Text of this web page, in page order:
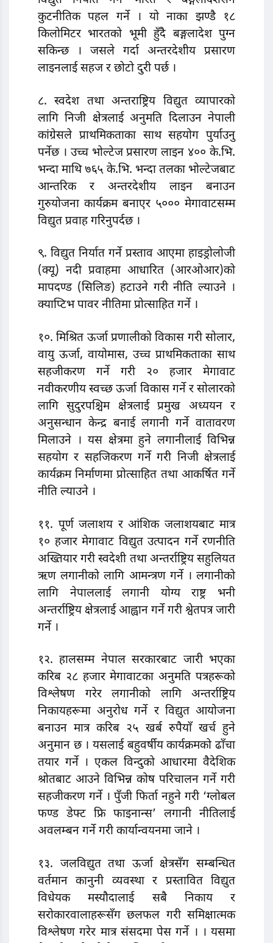
कुटनीतिक पहल गर्ने । यो नाका झण्डै १८
किलोमिटर भारतको भूमी हुँदै बङ्गलादेश पुग्न
सकिन्छ । जसले गर्दा अन्तरदेशीय प्रसारण
लाइनलाई सहज र छोटो दुरी पर्छ ।
८. स्वदेश तथा अन्तराष्ट्रिय विद्युत व्यापारको
लागि निजी क्षेत्रलाई अनुमति दिलाउन नेपाली
कांग्रेसले प्राथमिकताका साथ सहयोग पुर्याउनु
पर्नेछ । उच्च भोल्टेज प्रसारण लाइन ४०० के.भि.
भन्दा माथि ७६५ के.भि. भन्दा तलका भोल्टेजबाट
आन्तरिक र अन्तरदेशीय लाइन बनाउन
गुरुयोजना कार्यक्रम बनाएर ५००० मेगावाटसम्म
विद्युत प्रवाह गरिनुपर्दछ ।
९. विद्युत निर्यात गर्ने प्रस्ताव आएमा हाइड्रोलोजी
(क्यू) नदी प्रवाहमा आधारित (आरओआर)को
मापदण्ड (सिलिङ) हटाउने गरी नीति ल्याउने ।
क्याप्टिभ पावर नीतिमा प्रोत्साहित गर्ने ।
१०. मिश्रित ऊर्जा प्रणालीको विकास गरी सोलार,
वायु ऊर्जा, वायोमास, उच्च प्राथमिकताका साथ
सहजीकरण गर्ने गरी २० हजार मेगावाट
नवीकरणीय स्वच्छ ऊर्जा विकास गर्ने र सोलारको
लागि सुदुरपश्चिम क्षेत्रलाई प्रमुख अध्ययन र
अनुसन्धान केन्द्र बनाई लगानी गर्ने वातावरण
मिलाउने । यस क्षेत्रमा हुने लगानीलाई विभिन्न
सहयोग र सहजिकरण गर्ने गरी निजी क्षेत्रलाई
कार्यक्रम निर्माणमा प्रोत्साहित तथा आकर्षित गर्ने
नीति ल्याउने ।
११. पूर्ण जलाशय र आंशिक जलाशयबाट मात्र
१० हजार मेगावाट विद्युत उत्पादन गर्ने रणनीति
अख्तियार गरी स्वदेशी तथा अन्तर्राष्ट्रिय सहुलियत
ऋण लगानीको लागि आमन्त्रण गर्ने । लगानीको
लागि नेपाललाई लगानी योग्य राष्ट्र भनी
अन्तर्राष्ट्रिय क्षेत्रलाई आह्वान गर्ने गरी श्वेतपत्र जारी
गर्ने ।
१२. हालसम्म नेपाल सरकारबाट जारी भएका
करिब २८ हजार मेगावाटका अनुमति पत्रहरूको
विश्लेषण गरेर लगानीको लागि अन्तर्राष्ट्रिय
निकायहरूमा अनुरोध गर्ने र विद्युत आयोजना
बनाउन मात्र करिब २५ खर्ब रुपैयाँ खर्च हुने
अनुमान छ । यसलाई बहुवर्षीय कार्यक्रमको ढाँचा
तयार गर्ने । एकल विन्दुको आधारमा वैदेशिक
श्रोतबाट आउने विभिन्न कोष परिचालन गर्ने गरी
सहजीकरण गर्ने । पुँजी फिर्ता नहुने गरी ‘ग्लोबल
फण्ड डेफ्ट फ्रि फाइनान्स’ लगानी नीतिलाई
अवलम्बन गर्ने गरी कार्यान्वयनमा जाने ।
१३. जलविद्युत तथा ऊर्जा क्षेत्रसँग सम्बन्धित
वर्तमान कानुनी व्यवस्था र प्रस्तावित विद्युत
विधेयक मस्यौदालाई सबै निकाय र
सरोकारवालाहरूसँग छलफल गरी समिक्षात्मक
विश्लेषण गरेर मात्र संसदमा पेस गर्ने । । यसमा